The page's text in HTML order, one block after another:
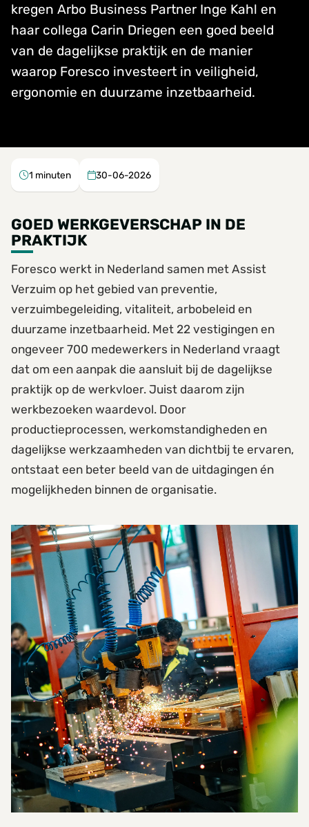
kregen Arbo Business Partner Inge Kahl en
haar collega Carin Driegen een goed beeld
van de dagelijkse praktijk en de manier
waarop Foresco investeert in veiligheid,
ergonomie en duurzame inzetbaarheid.
1 minuten 30-06-2026
GOED WERKGEVERSCHAP IN DE
PRAKTIJK
Foresco werkt in Nederland samen met Assist
Verzuim op het gebied van preventie,
verzuimbegeleiding, vitaliteit, arbobeleid en
duurzame inzetbaarheid. Met 22 vestigingen en
ongeveer 700 medewerkers in Nederland vraagt
dat om een aanpak die aansluit bij de dagelijkse
praktijk op de werkvloer. Juist daarom zijn
werkbezoeken waardevol. Door
productieprocessen, werkomstandigheden en
dagelijkse werkzaamheden van dichtbij te ervaren,
ontstaat een beter beeld van de uitdagingen én
mogelijkheden binnen de organisatie.